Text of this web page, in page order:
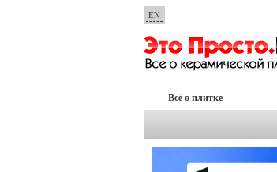
EN
Всё о плитке